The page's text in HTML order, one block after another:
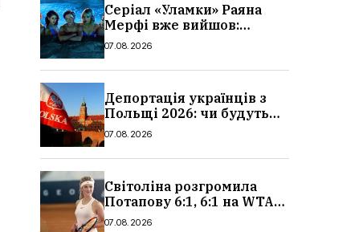
Серіал «Уламки» Раяна
Мерфі вже вийшов:
сюжет, актори та всі
07.08.2026
Депортація українців з
Польщі 2026: чи будуть
висилати українських
07.08.2026
Світоліна розгромила
Потапову 6:1, 6:1 на WTA
1000 у Торонто
07.08.2026